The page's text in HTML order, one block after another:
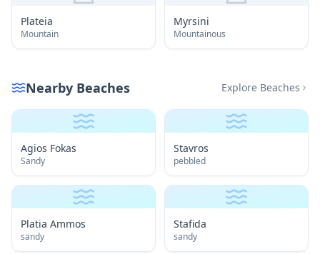
Plateia
Mountain
Myrsini
Mountainous
Nearby Beaches Explore Beaches
Agios Fokas
Sandy
Stavros
pebbled
Platia Ammos
sandy
Stafida
sandy